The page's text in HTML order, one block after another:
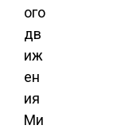
ого
дв
иж
ен
ия
Ми